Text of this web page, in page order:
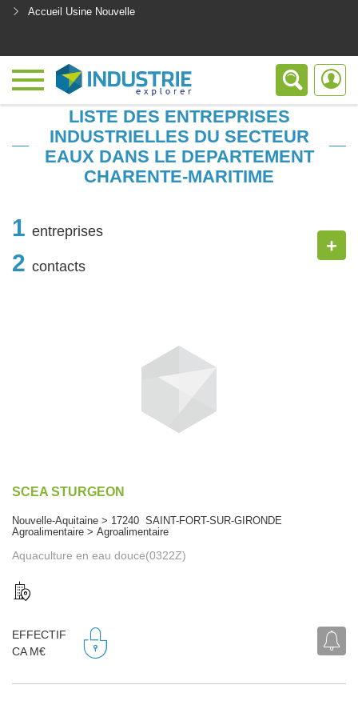
Accueil Usine Nouvelle
LISTE DES ENTREPRISES
INDUSTRIELLES DU SECTEUR
EAUX DANS LE DEPARTEMENT
CHARENTE-MARITIME
1 entreprises
2 contacts
+
SCEA STURGEON
Nouvelle-Aquitaine > 17240 SAINT-FORT-SUR-GIRONDE
Agroalimentaire > Agroalimentaire
Aquaculture en eau douce(0322Z)
EFFECTIF
CA M€